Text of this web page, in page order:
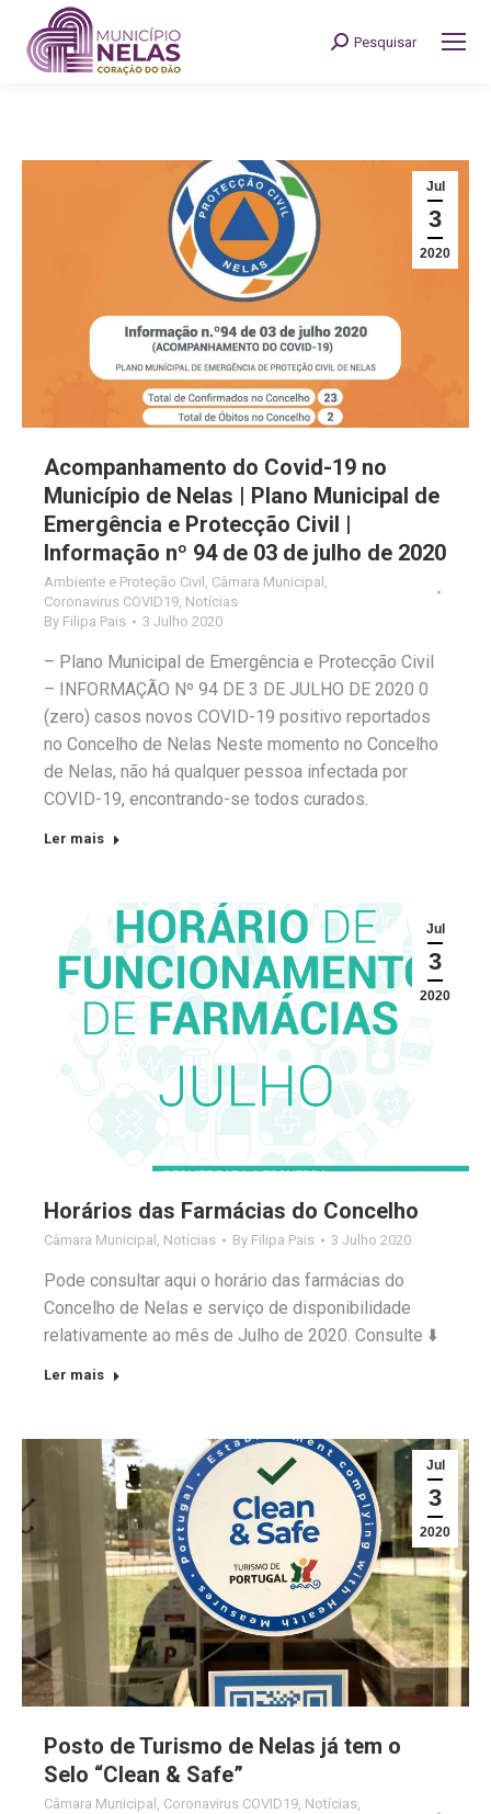
Search:
Pesquisar
Jul
3
2020
Acompanhamento do Covid-19 no
Município de Nelas | Plano Municipal de
Emergência e Protecção Civil |
Informação nº 94 de 03 de julho de 2020
Ambiente e Proteção Civil , Câmara Municipal ,
Coronavirus COVID19, Notícias
By Filipa Pais 3 Julho 2020
– Plano Municipal de Emergência e Protecção Civil
– INFORMAÇÃO Nº 94 DE 3 DE JULHO DE 2020 0
(zero) casos novos COVID-19 positivo reportados
no Concelho de Nelas Neste momento no Concelho
de Nelas, não há qualquer pessoa infectada por
COVID-19, encontrando-se todos curados.
Ler mais
Jul
3
2020
Horários das Farmácias do Concelho
Câmara Municipal Notícias By Filipa Pais 3 Julho 2020
Pode consultar aqui o horário das farmácias do
Concelho de Nelas e serviço de disponibilidade
relativamente ao mês de Julho de 2020. Consulte ⬇️
Ler mais
Jul
3
2020
Posto de Turismo de Nelas já tem o
Selo “Clean & Safe”
Câmara Municipal , Coronavirus COVID19, Notícias,